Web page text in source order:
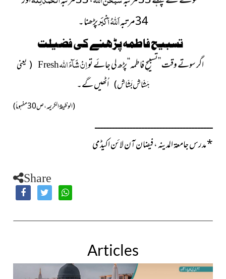
34مرتبہ
اَللّٰہُ اَکْبَرپڑھنا۔
تسبیح فاطمہ پڑھنے کی فضیلت
اگر سوتے وقت ’’تسبیحِ فاطمہ‘‘پڑھ لی جائے تواِنْ شَآءَ اللہFresh ( یعنی
ہَشّاش بَشّاش ) اُٹھیں گے۔
( الوظیفۃ الکریمہ ، ص30مفہوماً )
ــــــــــــــــــــــــــــــــــــــــــــــــــــــــــــــــــــــــــــــ
*مدرس جامعۃ المدینہ ، فیضان آن لائن اکیڈمی
Share
Articles